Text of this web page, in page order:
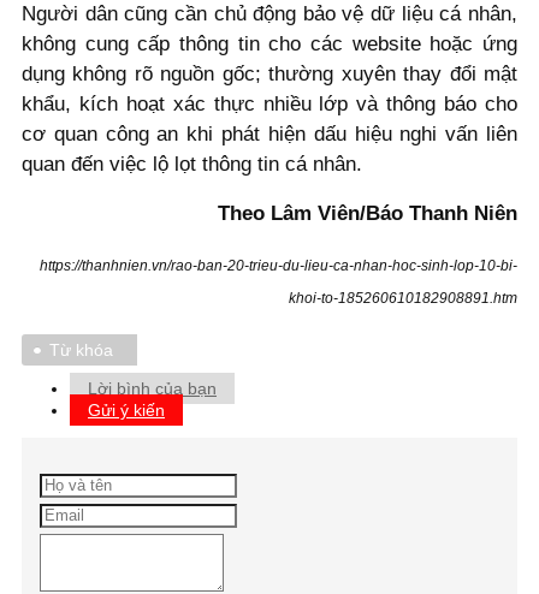
Người dân cũng cần chủ động bảo vệ dữ liệu cá nhân,
không cung cấp thông tin cho các website hoặc ứng
dụng không rõ nguồn gốc; thường xuyên thay đổi mật
khẩu, kích hoạt xác thực nhiều lớp và thông báo cho
cơ quan công an khi phát hiện dấu hiệu nghi vấn liên
quan đến việc lộ lọt thông tin cá nhân.
Theo Lâm Viên/Báo Thanh Niên
https://thanhnien.vn/rao-ban-20-trieu-du-lieu-ca-nhan-hoc-sinh-lop-10-bi-
khoi-to-185260610182908891.htm
Từ khóa
Lời bình của bạn
Gửi ý kiến